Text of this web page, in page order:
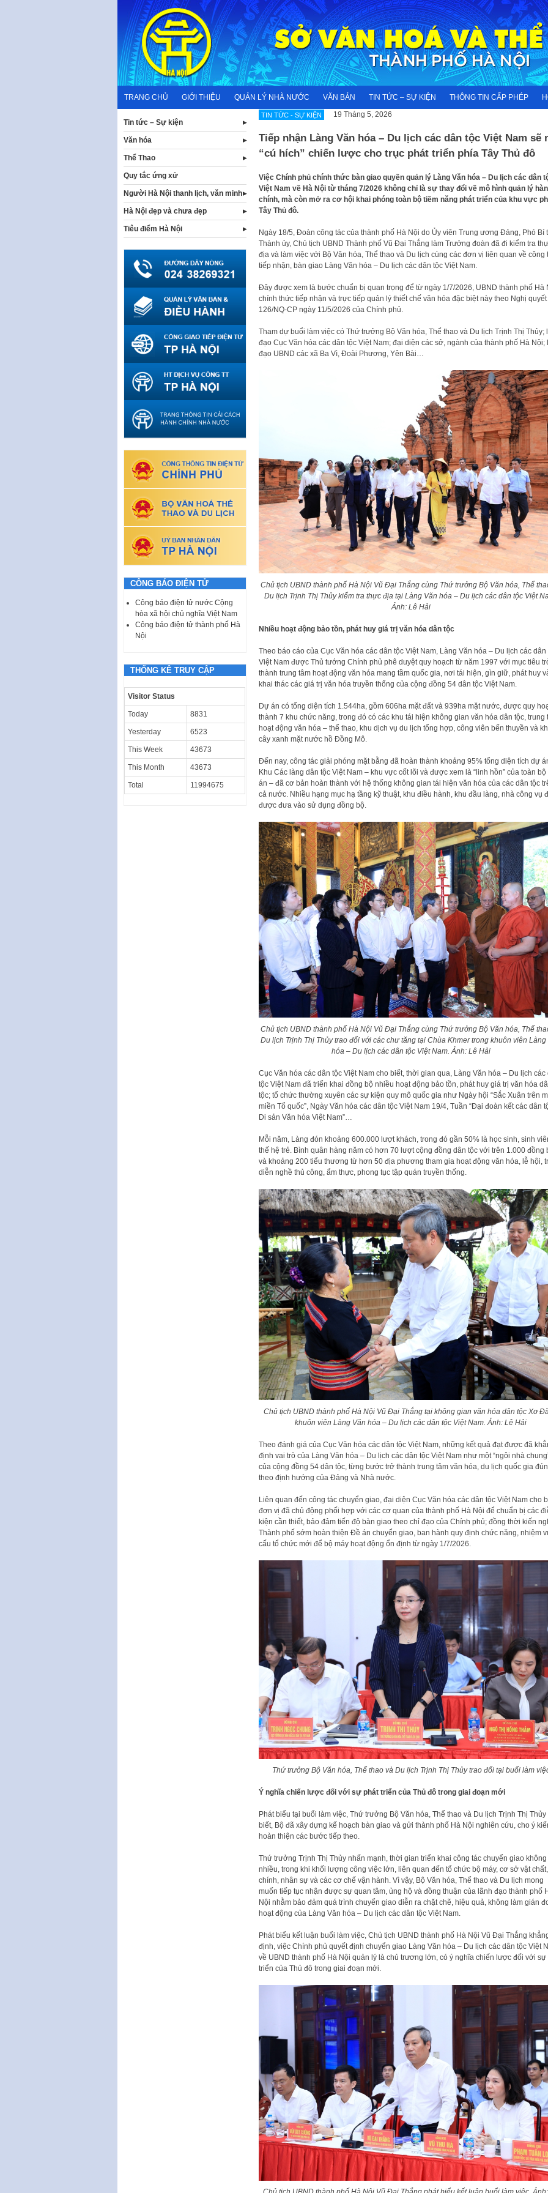
content
TRANG CHỦ GIỚI THIỆU QUẢN LÝ NHÀ NƯỚC VĂN BẢN TIN TỨC – SỰ KIỆN THÔNG TIN CẤP PHÉP
TIN TỨC - SỰ KIỆN 19 Tháng 5, 2026
Tiếp nhận Làng Văn hóa – Du lịch các dân tộc Việt Nam sẽ
“cú hích” chiến lược cho trục phát triển phía Tây Thủ đô
Việc Chính phủ chính thức bàn giao quyền quản lý Làng Văn hóa – Du lịch các dân
Việt Nam về Hà Nội từ tháng 7/2026 không chỉ là sự thay đổi về mô hình quản lý
chính, mà còn mở ra cơ hội khai phóng toàn bộ tiềm năng phát triển của khu vực
Tây Thủ đô.
Ngày 18/5, Đoàn công tác của thành phố Hà Nội do Ủy viên Trung ương Đảng, Phó Bí
Thành ủy, Chủ tịch UBND Thành phố Vũ Đại Thắng làm Trưởng đoàn đã đi kiểm tra
địa và làm việc với Bộ Văn hóa, Thể thao và Du lịch cùng các đơn vị liên quan về công
tiếp nhận, bàn giao Làng Văn hóa – Du lịch các dân tộc Việt Nam.
Đây được xem là bước chuẩn bị quan trọng để từ ngày 1/7/2026, UBND thành phố Hà
chính thức tiếp nhận và trực tiếp quản lý thiết chế văn hóa đặc biệt này theo Nghị quyết
126/NQ-CP ngày 11/5/2026 của Chính phủ.
Tham dự buổi làm việc có Thứ trưởng Bộ Văn hóa, Thể thao và Du lịch Trịnh Thị Thủy;
đạo Cục Văn hóa các dân tộc Việt Nam; đại diện các sở, ngành của thành phố Hà Nội;
đạo UBND các xã Ba Vì, Đoài Phương, Yên Bài…
Chủ tịch UBND thành phố Hà Nội Vũ Đại Thắng cùng Thứ trưởng Bộ Văn hóa, Thể
Du lịch Trịnh Thị Thủy kiểm tra thực địa tại Làng Văn hóa – Du lịch các dân tộc Việt
Ảnh: Lê Hải
Nhiều hoạt động bảo tồn, phát huy giá trị văn hóa dân tộc
Theo báo cáo của Cục Văn hóa các dân tộc Việt Nam, Làng Văn hóa – Du lịch các dân
Việt Nam được Thủ tướng Chính phủ phê duyệt quy hoạch từ năm 1997 với mục tiêu
thành trung tâm hoạt động văn hóa mang tầm quốc gia, nơi tái hiện, gìn giữ, phát huy
khai thác các giá trị văn hóa truyền thống của cộng đồng 54 dân tộc Việt Nam.
Dự án có tổng diện tích 1.544ha, gồm 606ha mặt đất và 939ha mặt nước, được quy
thành 7 khu chức năng, trong đó có các khu tái hiện không gian văn hóa dân tộc, trung
hoạt động văn hóa – thể thao, khu dịch vụ du lịch tổng hợp, công viên bến thuyền và
cây xanh mặt nước hồ Đồng Mô.
Đến nay, công tác giải phóng mặt bằng đã hoàn thành khoảng 95% tổng diện tích dự
Khu Các làng dân tộc Việt Nam – khu vực cốt lõi và được xem là “linh hồn” của toàn
án – đã cơ bản hoàn thành với hệ thống không gian tái hiện văn hóa của các dân tộc
cả nước. Nhiều hạng mục hạ tầng kỹ thuật, khu điều hành, khu đầu làng, nhà công vụ
được đưa vào sử dụng đồng bộ.
Chủ tịch UBND thành phố Hà Nội Vũ Đại Thắng cùng Thứ trưởng Bộ Văn hóa, Thể
Du lịch Trịnh Thị Thủy trao đổi với các chư tăng tại Chùa Khmer trong khuôn viên Làng
hóa – Du lịch các dân tộc Việt Nam. Ảnh: Lê Hải
Cục Văn hóa các dân tộc Việt Nam cho biết, thời gian qua, Làng Văn hóa – Du lịch các
tộc Việt Nam đã triển khai đồng bộ nhiều hoạt động bảo tồn, phát huy giá trị văn hóa
tộc; tổ chức thường xuyên các sự kiện quy mô quốc gia như Ngày hội “Sắc Xuân trên
miền Tổ quốc”, Ngày Văn hóa các dân tộc Việt Nam 19/4, Tuần “Đại đoàn kết các dân
Di sản Văn hóa Việt Nam”…
Mỗi năm, Làng đón khoảng 600.000 lượt khách, trong đó gần 50% là học sinh, sinh
thế hệ trẻ. Bình quân hàng năm có hơn 70 lượt cộng đồng dân tộc với trên 1.000 đồng
và khoảng 200 tiểu thương từ hơn 50 địa phương tham gia hoạt động văn hóa, lễ hội,
diễn nghề thủ công, ẩm thực, phong tục tập quán truyền thống.
Chủ tịch UBND thành phố Hà Nội Vũ Đại Thắng tại không gian văn hóa dân tộc Xơ
khuôn viên Làng Văn hóa – Du lịch các dân tộc Việt Nam. Ảnh: Lê Hải
Theo đánh giá của Cục Văn hóa các dân tộc Việt Nam, những kết quả đạt được đã
định vai trò của Làng Văn hóa – Du lịch các dân tộc Việt Nam như một “ngôi nhà
của cộng đồng 54 dân tộc, từng bước trở thành trung tâm văn hóa, du lịch quốc gia
theo định hướng của Đảng và Nhà nước.
Liên quan đến công tác chuyển giao, đại diện Cục Văn hóa các dân tộc Việt Nam cho
đơn vị đã chủ động phối hợp với các cơ quan của thành phố Hà Nội để chuẩn bị các
kiện cần thiết, bảo đảm tiến độ bàn giao theo chỉ đạo của Chính phủ; đồng thời kiến
Thành phố sớm hoàn thiện Đề án chuyển giao, ban hành quy định chức năng, nhiệm
cấu tổ chức mới để bộ máy hoạt động ổn định từ ngày 1/7/2026.
Thứ trưởng Bộ Văn hóa, Thể thao và Du lịch Trịnh Thị Thủy trao đổi tại buổi làm
Ý nghĩa chiến lược đối với sự phát triển của Thủ đô trong giai đoạn mới
Phát biểu tại buổi làm việc, Thứ trưởng Bộ Văn hóa, Thể thao và Du lịch Trịnh Thị Thủy
biết, Bộ đã xây dựng kế hoạch bàn giao và gửi thành phố Hà Nội nghiên cứu, cho ý
hoàn thiện các bước tiếp theo.
Thứ trưởng Trịnh Thị Thủy nhấn mạnh, thời gian triển khai công tác chuyển giao không
nhiều, trong khi khối lượng công việc lớn, liên quan đến tổ chức bộ máy, cơ sở vật
chính, nhân sự và các cơ chế vận hành. Vì vậy, Bộ Văn hóa, Thể thao và Du lịch mong
muốn tiếp tục nhận được sự quan tâm, ủng hộ và đồng thuận của lãnh đạo thành phố
Nội nhằm bảo đảm quá trình chuyển giao diễn ra chặt chẽ, hiệu quả, không làm gián
hoạt động của Làng Văn hóa – Du lịch các dân tộc Việt Nam.
Phát biểu kết luận buổi làm việc, Chủ tịch UBND thành phố Hà Nội Vũ Đại Thắng
định, việc Chính phủ quyết định chuyển giao Làng Văn hóa – Du lịch các dân tộc Việt
về UBND thành phố Hà Nội quản lý là chủ trương lớn, có ý nghĩa chiến lược đối với sự
triển của Thủ đô trong giai đoạn mới.
Tin tức – Sự kiện
Văn hóa
Thể Thao
Quy tắc ứng xử
Người Hà Nội thanh lịch, văn minh
Hà Nội đẹp và chưa đẹp
Tiêu điểm Hà Nội
CÔNG BÁO ĐIỆN TỬ
Công báo điện tử nước Cộng
hòa xã hội chủ nghĩa Việt Nam
Công báo điện tử thành phố Hà
Nội
THỐNG KÊ TRUY CẬP
Visitor Status
Today 8831
Yesterday 6523
This Week 43673
This Month 43673
Total 11994675